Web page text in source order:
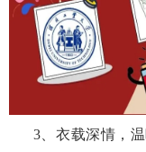
3、衣载深情，